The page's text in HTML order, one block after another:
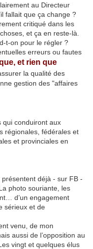
au Directeur
fallait que ça change ?
critiqué dans les
et ça en reste-là.
t-on pour le régler ?
erreurs ou fautes
et rien que
la qualité des
gestion des "affaires
qui conduiront aux
régionales, fédérales et
et provinciales en
déjà - sur FB -
photo souriante, les
d’un engagement
sérieux et de
venu, de mon
aussi de l’opposition au
vingt et quelques élus